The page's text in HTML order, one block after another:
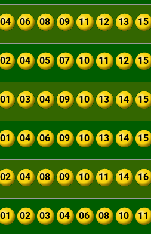
04 06 08 09 11 12 13 15
02 04 05 07 10 11 12 15
01 03 04 09 10 13 14 15
01 04 06 09 10 13 14 15
02 04 08 09 10 11 14 16
01 02 03 04 06 08 10 11